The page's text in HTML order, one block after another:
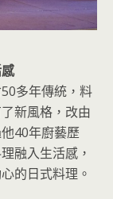
多年傳統，料
新風格，改由
40年廚藝歷
融入生活感，
的日式料理。